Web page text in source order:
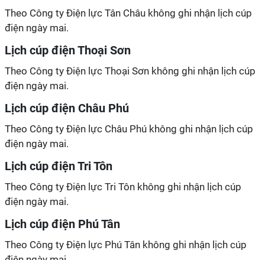
Theo Công ty Điện lực Tân Châu không ghi nhận lịch cúp
điện ngày mai.
Lịch cúp điện Thoại Sơn
Theo Công ty Điện lực Thoại Sơn không ghi nhận lịch cúp
điện ngày mai.
Lịch cúp điện Châu Phú
Theo Công ty Điện lực Châu Phú không ghi nhận lịch cúp
điện ngày mai.
Lịch cúp điện Tri Tôn
Theo Công ty Điện lực Tri Tôn không ghi nhận lịch cúp
điện ngày mai.
Lịch cúp điện Phú Tân
Theo Công ty Điện lực Phú Tân không ghi nhận lịch cúp